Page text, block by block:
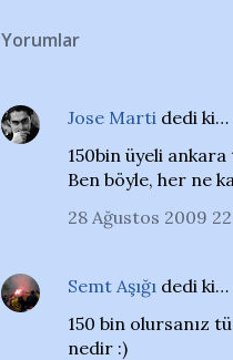
Yorumlar
Jose Marti dedi ki…
150bin üyeli
Ben böyle, her ne
28 Ağustos 2009
Semt Aşığı dedi ki…
150 bin olursanız
nedir :)